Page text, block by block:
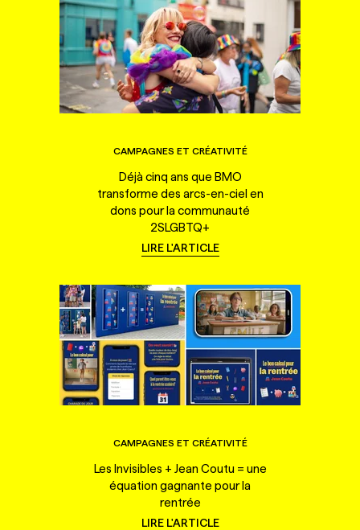
CAMPAGNES ET CRÉATIVITÉ
Déjà cinq ans que BMO
transforme des arcs-en-ciel en
dons pour la communauté
2SLGBTQ+
LIRE L'ARTICLE
CAMPAGNES ET CRÉATIVITÉ
Les Invisibles + Jean Coutu = une
équation gagnante pour la
rentrée
LIRE L'ARTICLE